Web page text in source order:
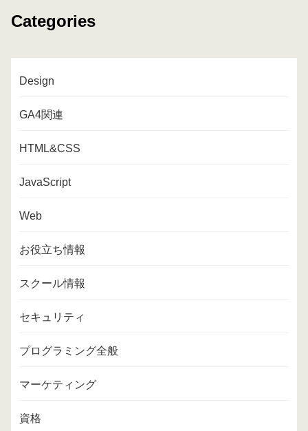
Categories
Design
GA4関連
HTML&CSS
JavaScript
Web
お役立ち情報
スクール情報
セキュリティ
プログラミング全般
マーケティング
資格